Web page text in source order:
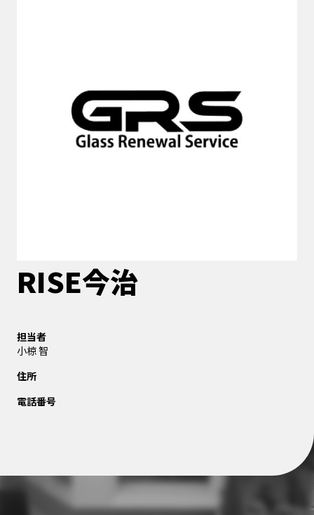
RISE今治
担当者
小椋 智
住所
電話番号